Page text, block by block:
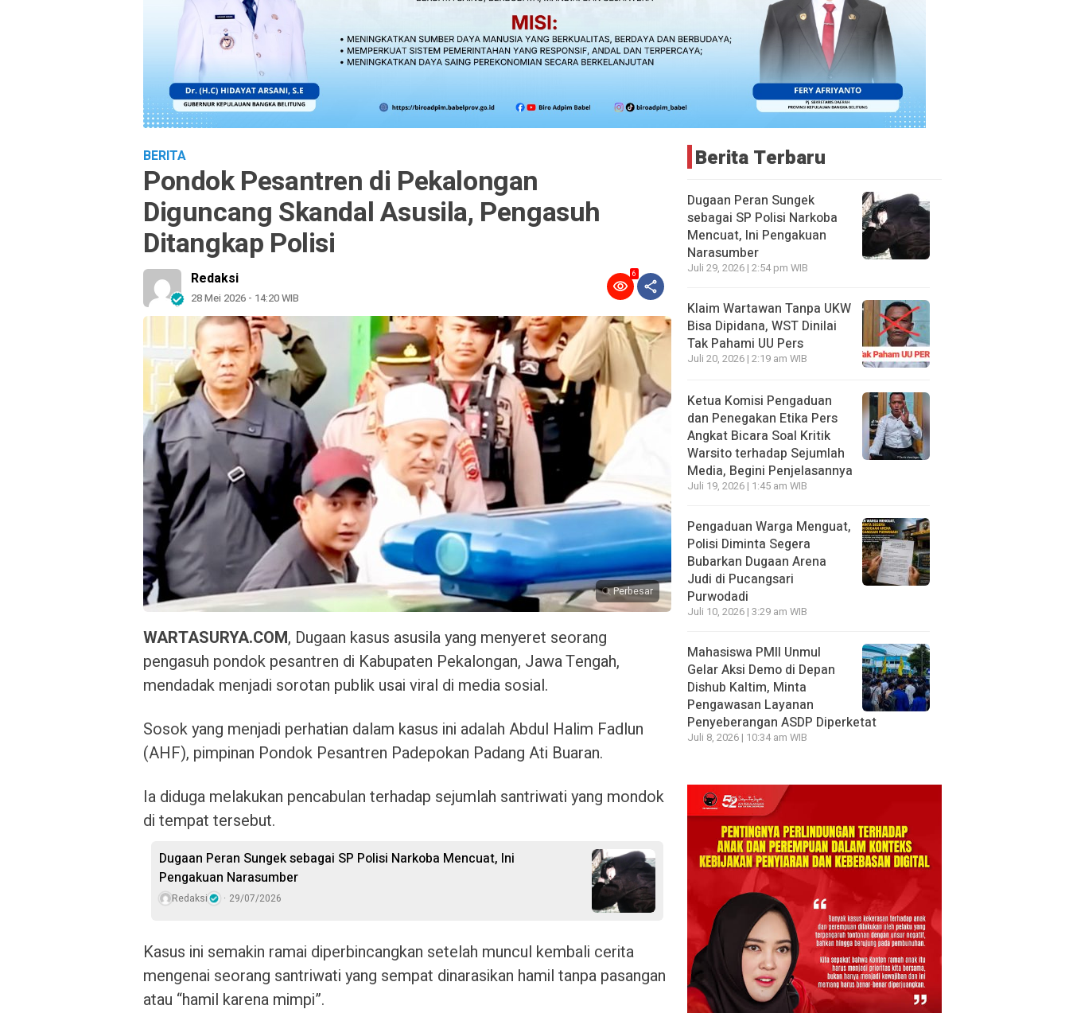
BERITA
Pondok Pesantren di Pekalongan
Diguncang Skandal Asusila, Pengasuh
Ditangkap Polisi
Redaksi
28 Mei 2026 - 14:20 WIB
6
Perbesar
WARTASURYA.COM, Dugaan kasus asusila yang menyeret seorang
pengasuh pondok pesantren di Kabupaten Pekalongan, Jawa Tengah,
mendadak menjadi sorotan publik usai viral di media sosial.
Sosok yang menjadi perhatian dalam kasus ini adalah Abdul Halim Fadlun
(AHF), pimpinan Pondok Pesantren Padepokan Padang Ati Buaran.
Ia diduga melakukan pencabulan terhadap sejumlah santriwati yang mondok
di tempat tersebut.
Dugaan Peran Sungek sebagai SP Polisi Narkoba Mencuat, Ini
Pengakuan Narasumber
Redaksi 29/07/2026
Kasus ini semakin ramai diperbincangkan setelah muncul kembali cerita
mengenai seorang santriwati yang sempat dinarasikan hamil tanpa pasangan
atau “hamil karena mimpi”.
Berita Terbaru
Dugaan Peran Sungek
sebagai SP Polisi Narkoba
Mencuat, Ini Pengakuan
Narasumber
Juli 29, 2026 | 2:54 pm WIB
Klaim Wartawan Tanpa UKW
Bisa Dipidana, WST Dinilai
Tak Pahami UU Pers
Juli 20, 2026 | 2:19 am WIB
Ketua Komisi Pengaduan
dan Penegakan Etika Pers
Angkat Bicara Soal Kritik
Warsito terhadap Sejumlah
Media, Begini Penjelasannya
Juli 19, 2026 | 1:45 am WIB
Pengaduan Warga Menguat,
Polisi Diminta Segera
Bubarkan Dugaan Arena
Judi di Pucangsari
Purwodadi
Juli 10, 2026 | 3:29 am WIB
Mahasiswa PMII Unmul
Gelar Aksi Demo di Depan
Dishub Kaltim, Minta
Pengawasan Layanan
Penyeberangan ASDP Diperketat
Juli 8, 2026 | 10:34 am WIB